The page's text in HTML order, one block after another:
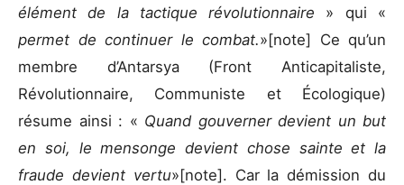
élément de la tactique révolutionnaire » qui «
permet de continuer le combat.»[note] Ce qu’un
membre d’Antarsya (Front Anticapitaliste,
Révolutionnaire, Communiste et Écologique)
résume ainsi : « Quand gouverner devient un but
en soi, le mensonge devient chose sainte et la
fraude devient vertu»[note]. Car la démission du